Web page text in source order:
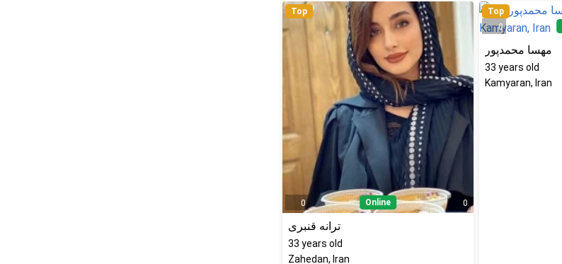
Top
0 Online 0
ترانه قنبری
33 years old
Zahedan, Iran
Top
0
مهسا محمدپور
33 years old
Kamyaran, Iran